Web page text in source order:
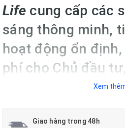
Life cung cấp các
sáng thông minh,
hoạt động ổn
phí cho Chủ đầu
hàng và Người sử
Xem
Giao hàng trong 48h